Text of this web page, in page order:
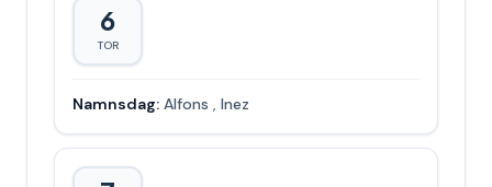
6
TOR
Namnsdag: Alfons , Inez